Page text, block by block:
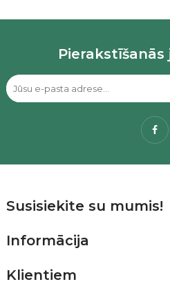
Susisiekite su mumis!
Informācija
Klientiem